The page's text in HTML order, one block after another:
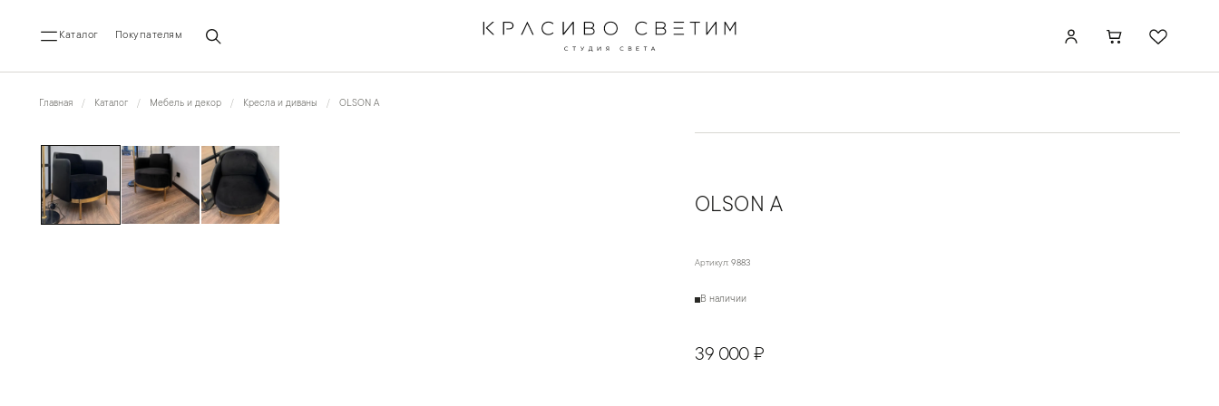
Каталог Покупателям
Главная Каталог Мебель и декор Кресла и диваны OLSON A
OLSON A
Артикул: 9883
В наличии
39 000 ₽